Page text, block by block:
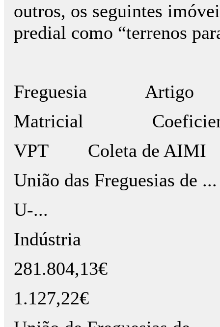
outros, os seguintes
predial como “terrenos
Freguesia
Artigo
Matricial
VPT
Coleta de AIMI
União das Freguesias de
U-...
Indústria
281.804,13€
1.127,22€